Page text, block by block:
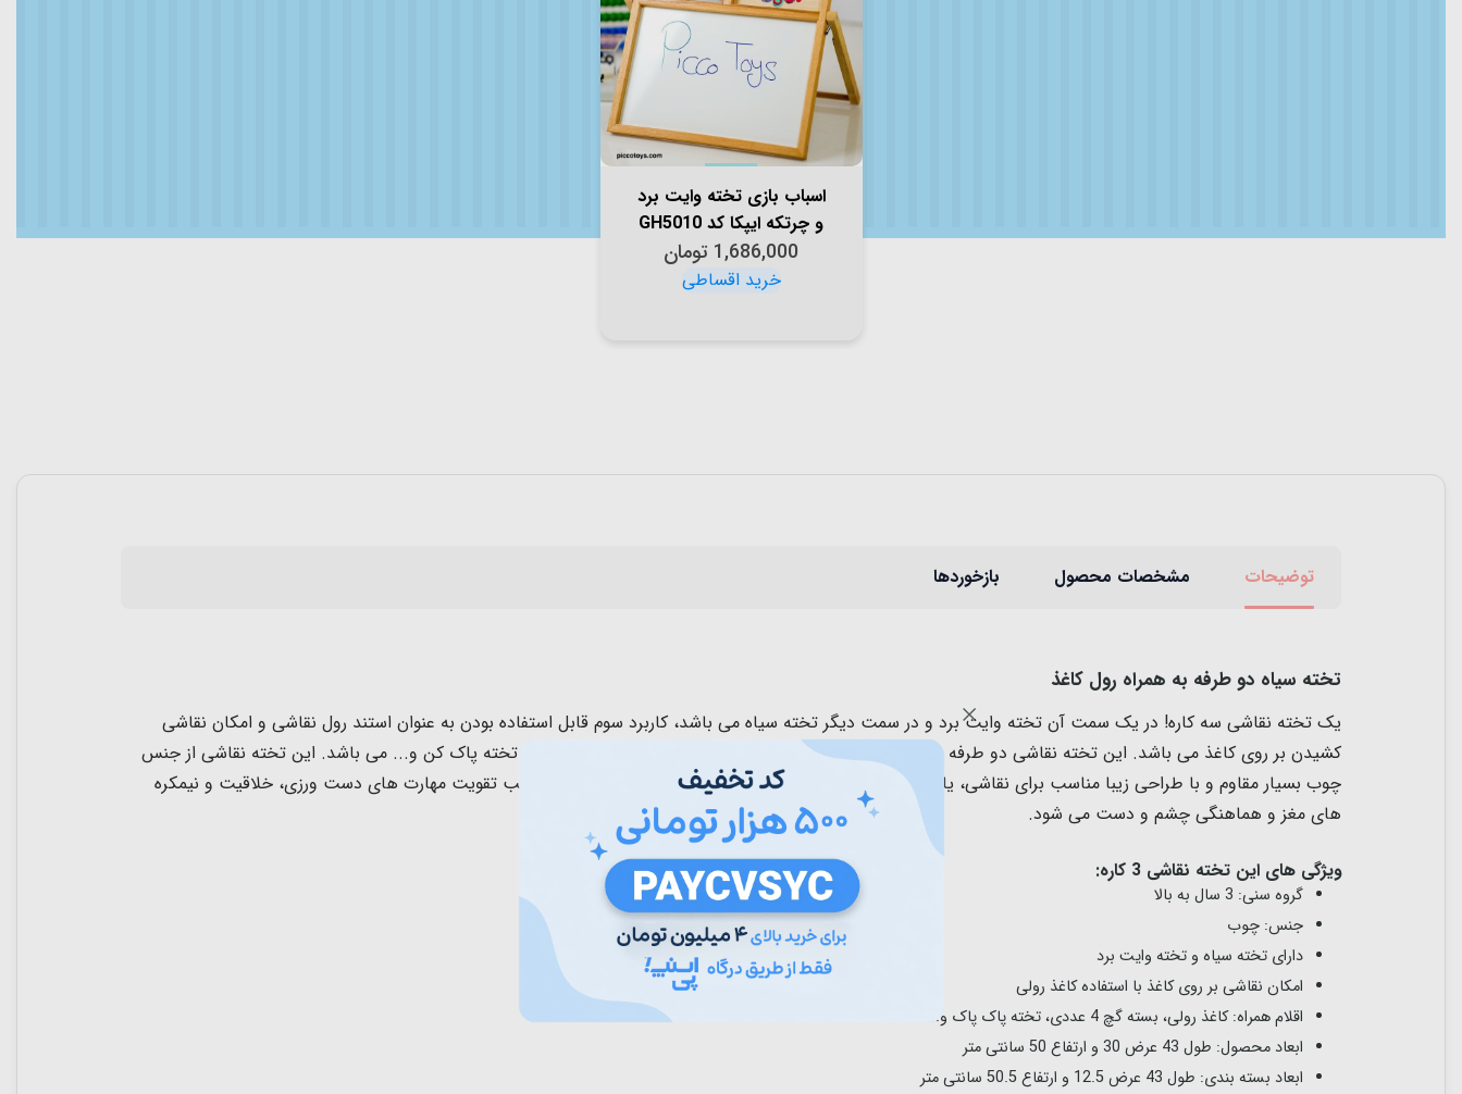
اسباب بازی تخته وایت برد
و چرتکه ایپکا کد GH5010
1,686,000 تومان
توضیحات مشخصات محصول بازخوردها
تخته سیاه دو طرفه به همراه رول کاغذ
یک تخته نقاشی سه کاره! در یک سمت آن تخته وایت برد و در سمت دیگر تخته سیاه می باشد، کاربرد سوم قابل استفاده بودن به عنوان استند رول نقاشی و امکان نقاشی
کشیدن بر روی کاغذ می باشد. این تخته نقاشی دو طرفه دارای یک کاغذ رولی با طول 15متری، یک بسته گچ 4 عددی، تخته پاک کن و... می باشد. این تخته نقاشی از جنس
چوب بسیار مقاوم و با طراحی زیبا مناسب برای نقاشی، یادداشت و... کودکان بالای 3 سال می باشد. نقاشی کردن موجب تقویت مهارت های دست ورزی، خلاقیت و نیمکره
های مغز و هماهنگی چشم و دست می شود.
ویژگی های این تخته نقاشی 3 کاره:
گروه سنی: 3 سال به بالا
جنس: چوب
دارای تخته سیاه و تخته وایت برد
امکان نقاشی بر روی کاغذ با استفاده کاغذ رولی
اقلام همراه: کاغذ رولی، بسته گچ 4 عددی، تخته پاک پاک و...
ابعاد محصول: طول 43 عرض 30 و ارتفاع 50 سانتی متر
ابعاد بسته بندی: طول 43 عرض 12.5 و ارتفاع 50.5 سانتی متر